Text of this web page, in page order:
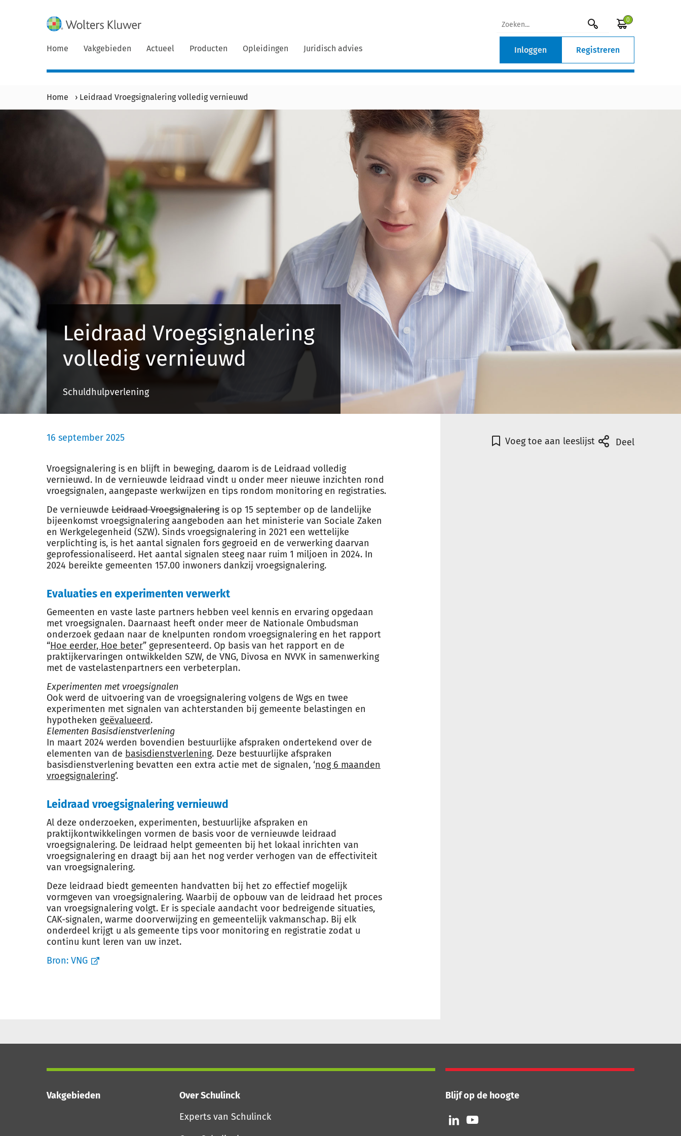
0
Home Vakgebieden Actueel Producten Opleidingen Juridisch advies Inloggen Registreren
Home › Leidraad Vroegsignalering volledig vernieuwd
Leidraad Vroegsignalering
volledig vernieuwd
Schuldhulpverlening
16 september 2025
Vroegsignalering is en blijft in beweging, daarom is de Leidraad volledig
vernieuwd. In de vernieuwde leidraad vindt u onder meer nieuwe inzichten rond
vroegsignalen, aangepaste werkwijzen en tips rondom monitoring en registraties.
De vernieuwde Leidraad Vroegsignaleringis op 15 september op de landelijke
bijeenkomst vroegsignalering aangeboden aan het ministerie van Sociale Zaken
en Werkgelegenheid (SZW). Sinds vroegsignalering in 2021 een wettelijke
verplichting is, is het aantal signalen fors gegroeid en de verwerking daarvan
geprofessionaliseerd. Het aantal signalen steeg naar ruim 1 miljoen in 2024. In
2024 bereikte gemeenten 157.00 inwoners dankzij vroegsignalering.
Evaluaties en experimenten verwerkt
Gemeenten en vaste laste partners hebben veel kennis en ervaring opgedaan
met vroegsignalen. Daarnaast heeft onder meer de Nationale Ombudsman
onderzoek gedaan naar de knelpunten rondom vroegsignalering en het rapport
“Hoe eerder, Hoe beter” gepresenteerd. Op basis van het rapport en de
praktijkervaringen ontwikkelden SZW, de VNG, Divosa en NVVK in samenwerking
met de vastelastenpartners een verbeterplan.
Experimenten met vroegsignalen
Ook werd de uitvoering van de vroegsignalering volgens de Wgs en twee
experimenten met signalen van achterstanden bij gemeente belastingen en
hypotheken geëvalueerd.
Elementen Basisdienstverlening
In maart 2024 werden bovendien bestuurlijke afspraken ondertekend over de
elementen van de basisdienstverlening. Deze bestuurlijke afspraken
basisdienstverlening bevatten een extra actie met de signalen, ‘nog 6 maanden
vroegsignalering’.
Leidraad vroegsignalering vernieuwd
Al deze onderzoeken, experimenten, bestuurlijke afspraken en
praktijkontwikkelingen vormen de basis voor de vernieuwde leidraad
vroegsignalering. De leidraad helpt gemeenten bij het lokaal inrichten van
vroegsignalering en draagt bij aan het nog verder verhogen van de effectiviteit
van vroegsignalering.
Deze leidraad biedt gemeenten handvatten bij het zo effectief mogelijk
vormgeven van vroegsignalering. Waarbij de opbouw van de leidraad het proces
van vroegsignalering volgt. Er is speciale aandacht voor bedreigende situaties,
CAK-signalen, warme doorverwijzing en gemeentelijk vakmanschap. Bij elk
onderdeel krijgt u als gemeente tips voor monitoring en registratie zodat u
continu kunt leren van uw inzet.
Bron: VNG
Voeg toe aan leeslijst Deel
Vakgebieden
Over Schulinck
Experts van Schulinck
Blijf op de hoogte
Volg
ons
Volg
ons